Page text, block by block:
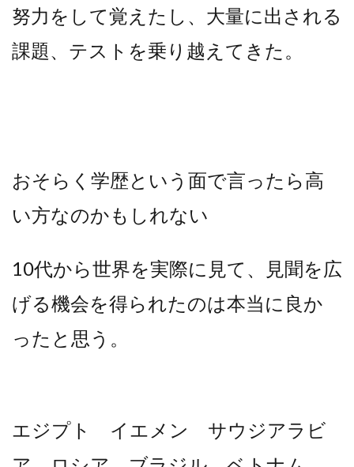
努力をして覚えたし、大量に出される
課題、テストを乗り越えてきた。
おそらく学歴という面で言ったら高
い方なのかもしれない
10代から世界を実際に見て、見聞を広
げる機会を得られたのは本当に良か
ったと思う。
エジプト イエメン サウジアラビ